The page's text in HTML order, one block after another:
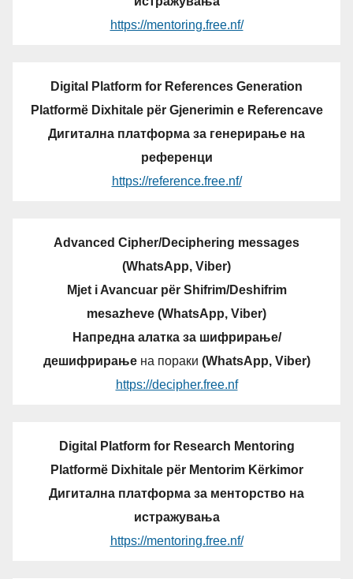
https://mentoring.free.nf/
Digital Platform for References Generation
Platformë Dixhitale për Gjenerimin e Referencave
Дигитална платформа за генерирање на
референци
https://reference.free.nf/
Advanced Cipher/Deciphering messages
(WhatsApp, Viber)
Mjet i Avancuar për Shifrim/Deshifrim
mesazheve (WhatsApp, Viber)
Напредна алатка за шифрирање/
дешифрирањена пораки (WhatsApp, Viber)
https://decipher.free.nf
Digital Platform for Research Mentoring
Platformë Dixhitale për Mentorim Kërkimor
Дигитална платформа за менторство на
истражувања
https://mentoring.free.nf/